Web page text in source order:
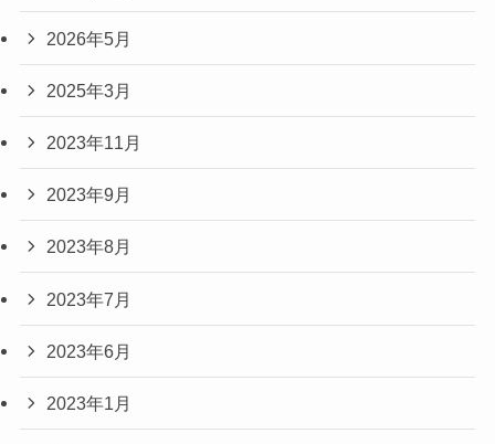
2026年5月
2025年3月
2023年11月
2023年9月
2023年8月
2023年7月
2023年6月
2023年1月